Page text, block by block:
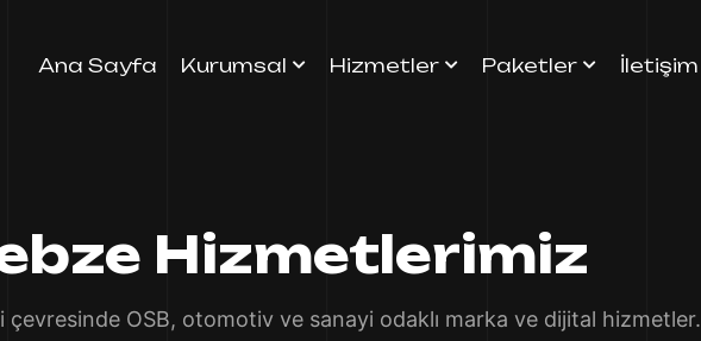
Ana Sayfa Kurumsal Hizmetler Paketler İletişim
Hizmetlerimiz
çevresinde OSB, otomotiv ve sanayi odaklı marka ve dijital hizmetler.